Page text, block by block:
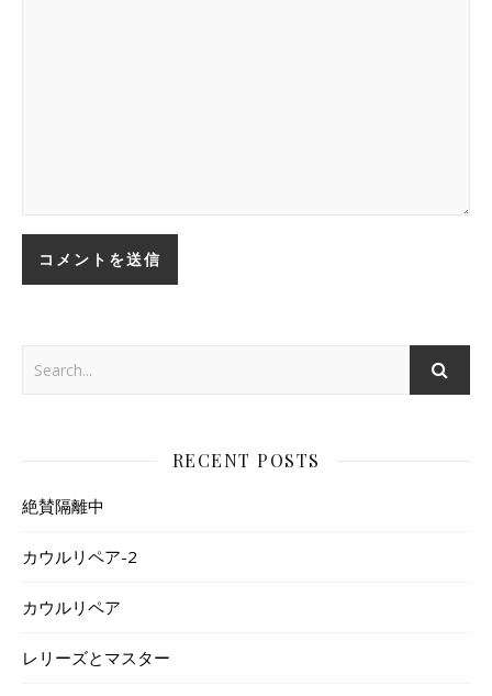
RECENT POSTS
絶賛隔離中
カウルリペア-2
カウルリペア
レリーズとマスター